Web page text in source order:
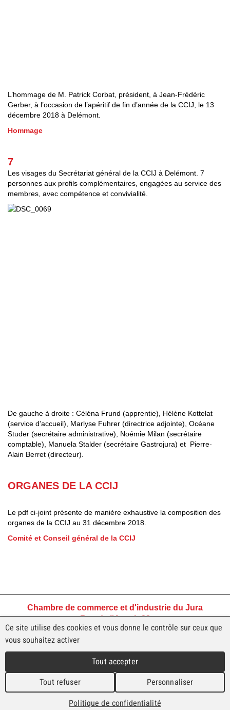
L’hommage de M. Patrick Corbat, président, à Jean-Frédéric
Gerber, à l’occasion de l’apéritif de fin d’année de la CCIJ, le 13
décembre 2018 à Delémont.
Hommage
7
Les visages du Secrétariat général de la CCIJ à Delémont. 7
personnes aux profils complémentaires, engagées au service des
membres, avec compétence et convivialité.
De gauche à droite : Céléna Frund (apprentie), Hélène Kottelat
(service d'accueil), Marlyse Fuhrer (directrice adjointe), Océane
Studer (secrétaire administrative), Noémie Milan (secrétaire
comptable), Manuela Stalder (secrétaire Gastrojura) et Pierre-
Alain Berret (directeur).
ORGANES DE LA CCIJ
Le pdf ci-joint présente de manière exhaustive la composition des
organes de la CCIJ au 31 décembre 2018.
Comité et Conseil général de la CCIJ
Chambre de commerce et d'industrie du Jura
Rue de l'Avenir 23
2800 Delémont
Tél +41 32 421 45 45
ccjura@ccij.ch
Conditions générales de vente
Politique de confidentialité
Ce site utilise des cookies et vous donne le contrôle sur ceux que
vous souhaitez activer
Tout accepter
Tout refuser Personnaliser
Politique de confidentialité